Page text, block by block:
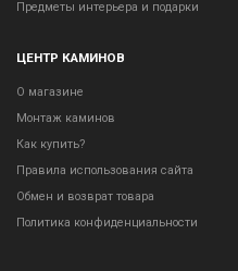
Предметы интерьера и подарки
ЦЕНТР КАМИНОВ
О магазине
Монтаж каминов
Как купить?
Правила использования сайта
Обмен и возврат товара
Политика конфиденциальности